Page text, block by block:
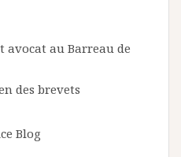
avocat au Barreau de
des brevets
Blog